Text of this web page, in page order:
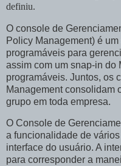
definiu.
O console de
Policy Management) é
programáveis para
assim com um snap-in do
programáveis. Juntos, os
Management consolidam
grupo em toda empresa.
O Console de
a funcionalidade de
interface do usuário. A
para corresponder a